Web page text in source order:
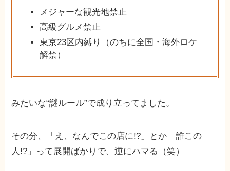
メジャーな観光地禁止
高級グルメ禁止
東京23区内縛り（のちに全国・海外ロケ
解禁）
みたいな“謎ルール”で成り立ってました。
その分、「え、なんでこの店に!?」とか「誰この
人!?」って展開ばかりで、逆にハマる（笑）